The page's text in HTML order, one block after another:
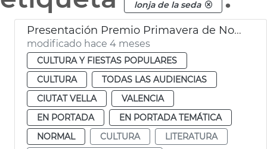
lonja de la seda
Presentación Premio Primavera de Novela 2026 València
modificado hace 4 meses
CULTURA Y FIESTAS POPULARES
CULTURA
TODAS LAS AUDIENCIAS
CIUTAT VELLA
VALENCIA
EN PORTADA
EN PORTADA TEMÁTICA
NORMAL
CULTURA
LITERATURA